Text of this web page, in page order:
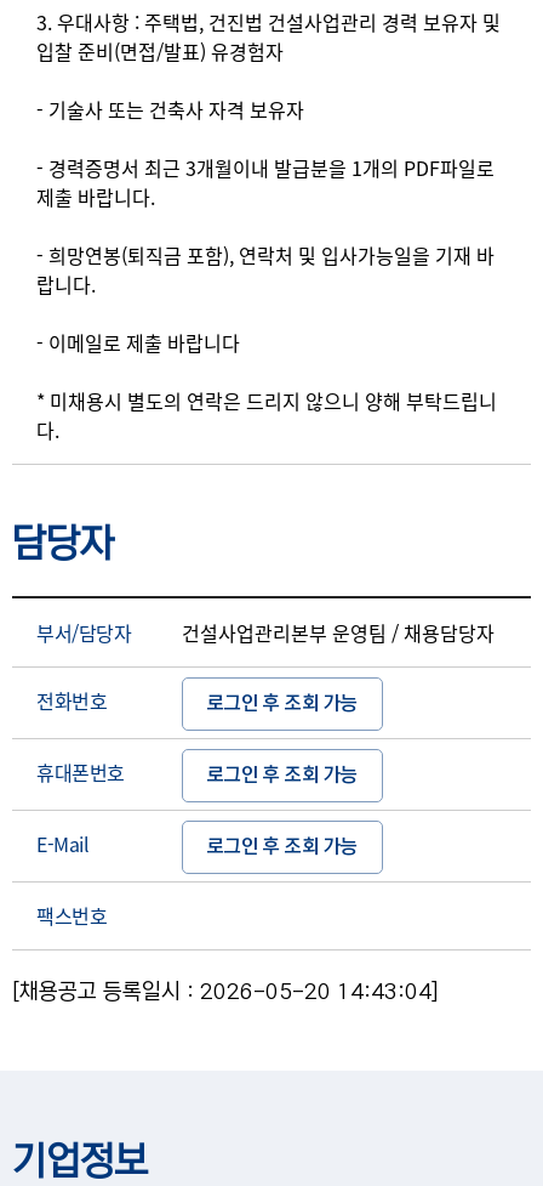
3. 우대사항 : 주택법, 건진법 건설사업관리 경력 보유자 및
입찰 준비(면접/발표) 유경험자
- 기술사 또는 건축사 자격 보유자
- 경력증명서 최근 3개월이내 발급분을 1개의 PDF파일로
제출 바랍니다.
- 희망연봉(퇴직금 포함), 연락처 및 입사가능일을 기재 바
랍니다.
- 이메일로 제출 바랍니다
* 미채용시 별도의 연락은 드리지 않으니 양해 부탁드립니
다.
담당자
부서/담당자 건설사업관리본부 운영팀 / 채용담당자
전화번호 로그인 후 조회 가능
휴대폰번호 로그인 후 조회 가능
E-Mail 로그인 후 조회 가능
팩스번호
[채용공고 등록일시 : 2026-05-20 14:43:04]
기업정보